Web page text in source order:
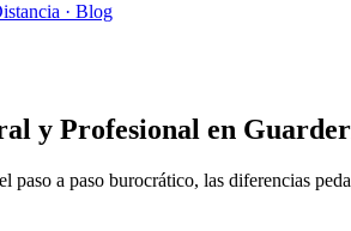
· Blog
y Profesional en
a paso burocrático, las diferencias